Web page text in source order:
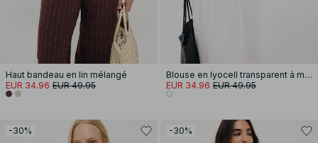
Haut bandeau en lin mélangé
EUR 34.96 EUR 49.95
Blouse en lyocell transparent à manches longues et plis nervures
EUR 34.96 EUR 49.95
-30% -30%